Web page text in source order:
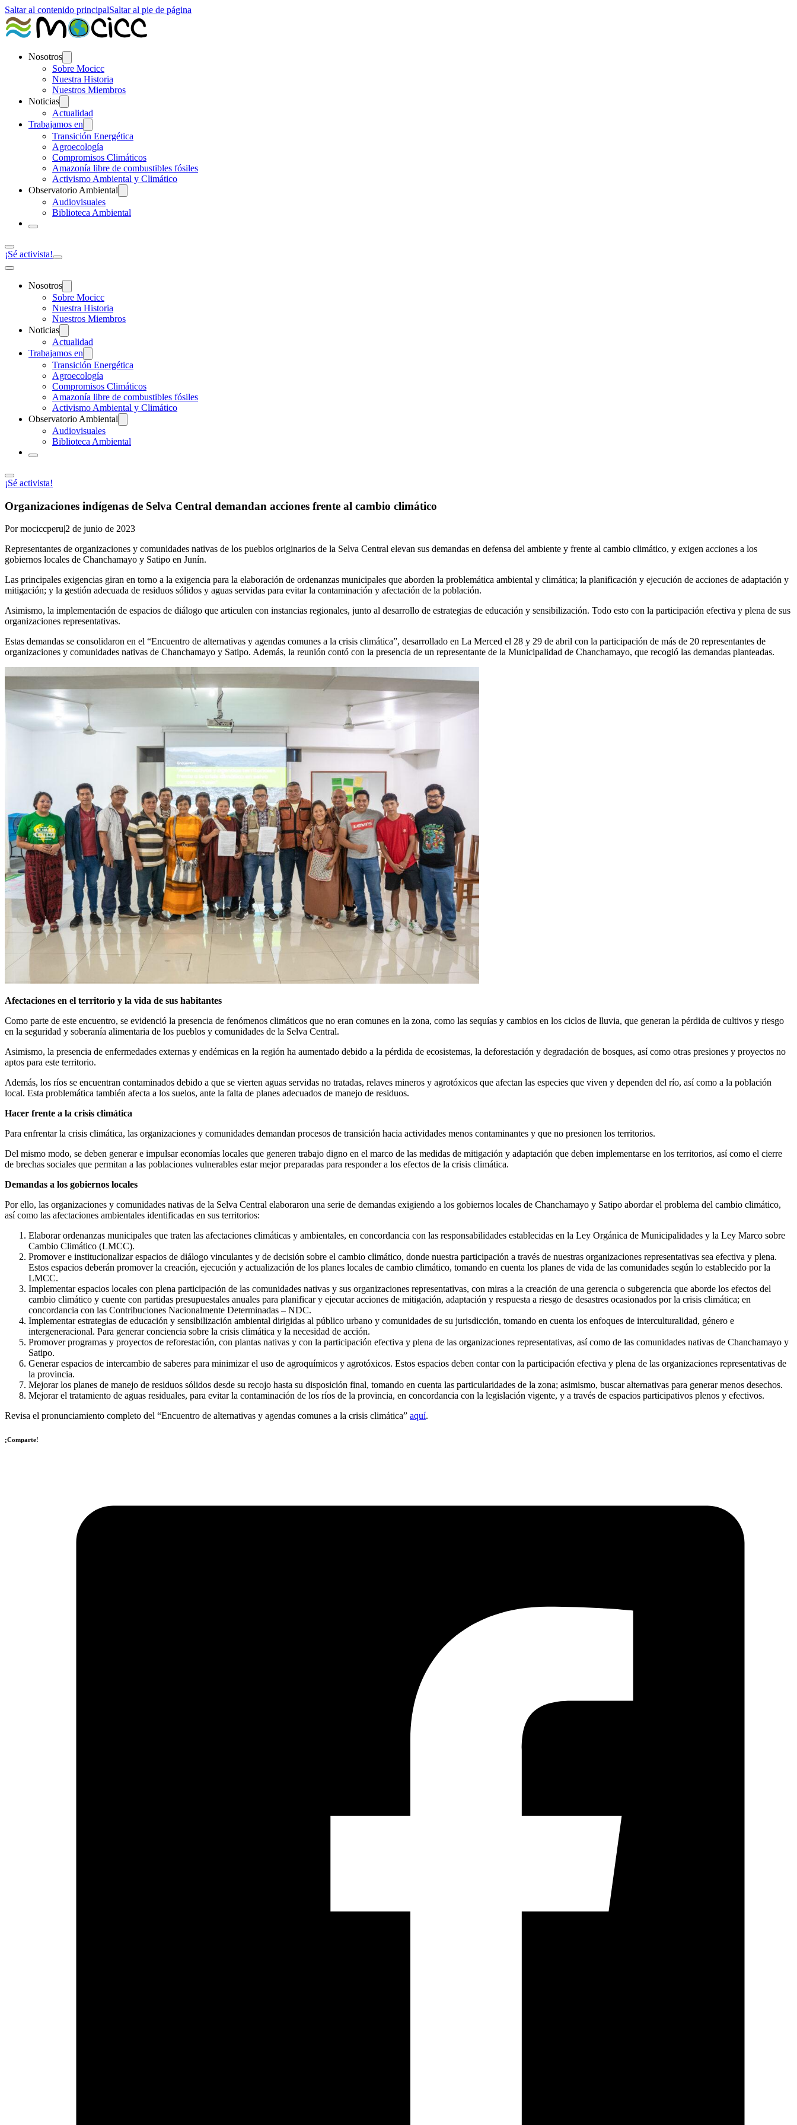
Saltar al contenido principalSaltar al pie de página
Nosotros
Sobre Mocicc
Nuestra Historia
Nuestros Miembros
Noticias
Actualidad
Trabajamos en
Transición Energética
Agroecología
Compromisos Climáticos
Amazonía libre de combustibles fósiles
Activismo Ambiental y Climático
Observatorio Ambiental
Audiovisuales
Biblioteca Ambiental
¡Sé activista!
Nosotros
Sobre Mocicc
Nuestra Historia
Nuestros Miembros
Noticias
Actualidad
Trabajamos en
Transición Energética
Agroecología
Compromisos Climáticos
Amazonía libre de combustibles fósiles
Activismo Ambiental y Climático
Observatorio Ambiental
Audiovisuales
Biblioteca Ambiental
¡Sé activista!
Organizaciones indígenas de Selva Central demandan acciones frente al cambio climático
Por mociccperu|2 de junio de 2023
Representantes de organizaciones y comunidades nativas de los pueblos originarios de la Selva Central elevan sus demandas en defensa del ambiente y frente al cambio climático, y exigen acciones a los
gobiernos locales de Chanchamayo y Satipo en Junín.
Las principales exigencias giran en torno a la exigencia para la elaboración de ordenanzas municipales que aborden la problemática ambiental y climática; la planificación y ejecución de acciones de adaptación y
mitigación; y la gestión adecuada de residuos sólidos y aguas servidas para evitar la contaminación y afectación de la población.
Asimismo, la implementación de espacios de diálogo que articulen con instancias regionales, junto al desarrollo de estrategias de educación y sensibilización. Todo esto con la participación efectiva y plena de sus
organizaciones representativas.
Estas demandas se consolidaron en el “Encuentro de alternativas y agendas comunes a la crisis climática”, desarrollado en La Merced el 28 y 29 de abril con la participación de más de 20 representantes de
organizaciones y comunidades nativas de Chanchamayo y Satipo. Además, la reunión contó con la presencia de un representante de la Municipalidad de Chanchamayo, que recogió las demandas planteadas.
Afectaciones en el territorio y la vida de sus habitantes
Como parte de este encuentro, se evidenció la presencia de fenómenos climáticos que no eran comunes en la zona, como las sequías y cambios en los ciclos de lluvia, que generan la pérdida de cultivos y riesgo
en la seguridad y soberanía alimentaria de los pueblos y comunidades de la Selva Central.
Asimismo, la presencia de enfermedades externas y endémicas en la región ha aumentado debido a la pérdida de ecosistemas, la deforestación y degradación de bosques, así como otras presiones y proyectos no
aptos para este territorio.
Además, los ríos se encuentran contaminados debido a que se vierten aguas servidas no tratadas, relaves mineros y agrotóxicos que afectan las especies que viven y dependen del río, así como a la población
local. Esta problemática también afecta a los suelos, ante la falta de planes adecuados de manejo de residuos.
Hacer frente a la crisis climática
Para enfrentar la crisis climática, las organizaciones y comunidades demandan procesos de transición hacia actividades menos contaminantes y que no presionen los territorios.
Del mismo modo, se deben generar e impulsar economías locales que generen trabajo digno en el marco de las medidas de mitigación y adaptación que deben implementarse en los territorios, así como el cierre
de brechas sociales que permitan a las poblaciones vulnerables estar mejor preparadas para responder a los efectos de la crisis climática.
Demandas a los gobiernos locales
Por ello, las organizaciones y comunidades nativas de la Selva Central elaboraron una serie de demandas exigiendo a los gobiernos locales de Chanchamayo y Satipo abordar el problema del cambio climático,
así como las afectaciones ambientales identificadas en sus territorios:
Elaborar ordenanzas municipales que traten las afectaciones climáticas y ambientales, en concordancia con las responsabilidades establecidas en la Ley Orgánica de Municipalidades y la Ley Marco sobre
Cambio Climático (LMCC).
Promover e institucionalizar espacios de diálogo vinculantes y de decisión sobre el cambio climático, donde nuestra participación a través de nuestras organizaciones representativas sea efectiva y plena.
Estos espacios deberán promover la creación, ejecución y actualización de los planes locales de cambio climático, tomando en cuenta los planes de vida de las comunidades según lo establecido por la
LMCC.
Implementar espacios locales con plena participación de las comunidades nativas y sus organizaciones representativas, con miras a la creación de una gerencia o subgerencia que aborde los efectos del
cambio climático y cuente con partidas presupuestales anuales para planificar y ejecutar acciones de mitigación, adaptación y respuesta a riesgo de desastres ocasionados por la crisis climática; en
concordancia con las Contribuciones Nacionalmente Determinadas – NDC.
Implementar estrategias de educación y sensibilización ambiental dirigidas al público urbano y comunidades de su jurisdicción, tomando en cuenta los enfoques de interculturalidad, género e
intergeneracional. Para generar conciencia sobre la crisis climática y la necesidad de acción.
Promover programas y proyectos de reforestación, con plantas nativas y con la participación efectiva y plena de las organizaciones representativas, así como de las comunidades nativas de Chanchamayo y
Satipo.
Generar espacios de intercambio de saberes para minimizar el uso de agroquímicos y agrotóxicos. Estos espacios deben contar con la participación efectiva y plena de las organizaciones representativas de
la provincia.
Mejorar los planes de manejo de residuos sólidos desde su recojo hasta su disposición final, tomando en cuenta las particularidades de la zona; asimismo, buscar alternativas para generar menos desechos.
Mejorar el tratamiento de aguas residuales, para evitar la contaminación de los ríos de la provincia, en concordancia con la legislación vigente, y a través de espacios participativos plenos y efectivos.
Revisa el pronunciamiento completo del “Encuentro de alternativas y agendas comunes a la crisis climática” aquí.
¡Comparte!